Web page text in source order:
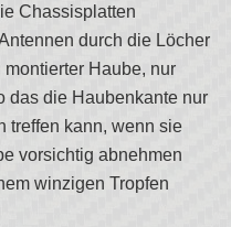
Chassisplatten
durch die Löcher
Haube, nur
das die Haubenkante nur
treffen kann, wenn sie
vorsichtig abnehmen
winzigen Tropfen